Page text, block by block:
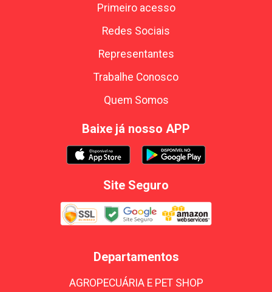
Primeiro acesso
Redes Sociais
Representantes
Trabalhe Conosco
Quem Somos
Baixe já nosso APP
Site Seguro
Departamentos
AGROPECUÁRIA E PET SHOP